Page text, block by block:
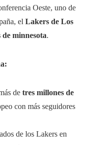
Oeste, uno de
el Lakers de Los
de minnesota.
de tres millones de
con más seguidores
de los Lakers en